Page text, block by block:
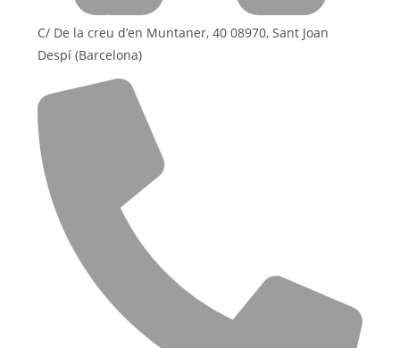
C/ De la creu d’en Muntaner, 40 08970, Sant Joan
Despí (Barcelona)